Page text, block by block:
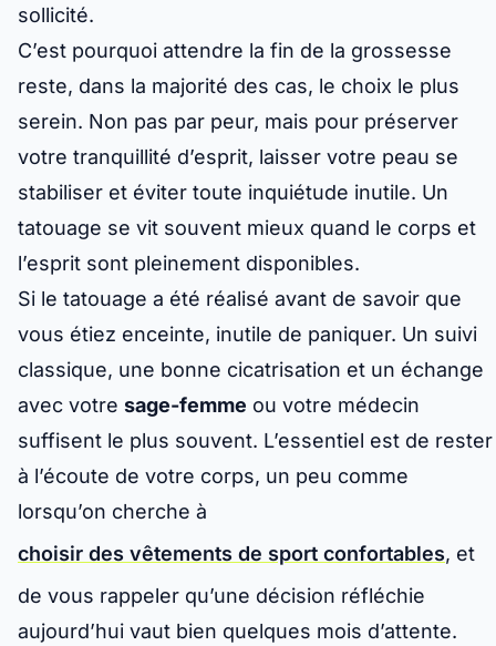
sollicité.
C’est pourquoi attendre la fin de la grossesse
reste, dans la majorité des cas, le choix le plus
serein. Non pas par peur, mais pour préserver
votre tranquillité d’esprit, laisser votre peau se
stabiliser et éviter toute inquiétude inutile. Un
tatouage se vit souvent mieux quand le corps et
l’esprit sont pleinement disponibles.
Si le tatouage a été réalisé avant de savoir que
vous étiez enceinte, inutile de paniquer. Un suivi
classique, une bonne cicatrisation et un échange
avec votre sage-femme ou votre médecin
suffisent le plus souvent. L’essentiel est de rester
à l’écoute de votre corps, un peu comme
lorsqu’on cherche à
choisir des vêtements de sport confortables, et
de vous rappeler qu’une décision réfléchie
aujourd’hui vaut bien quelques mois d’attente.